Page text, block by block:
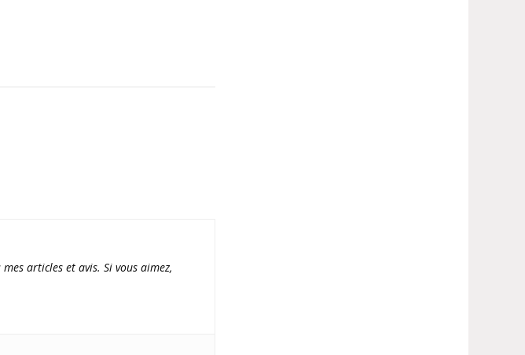
articles et avis. Si vous aimez,